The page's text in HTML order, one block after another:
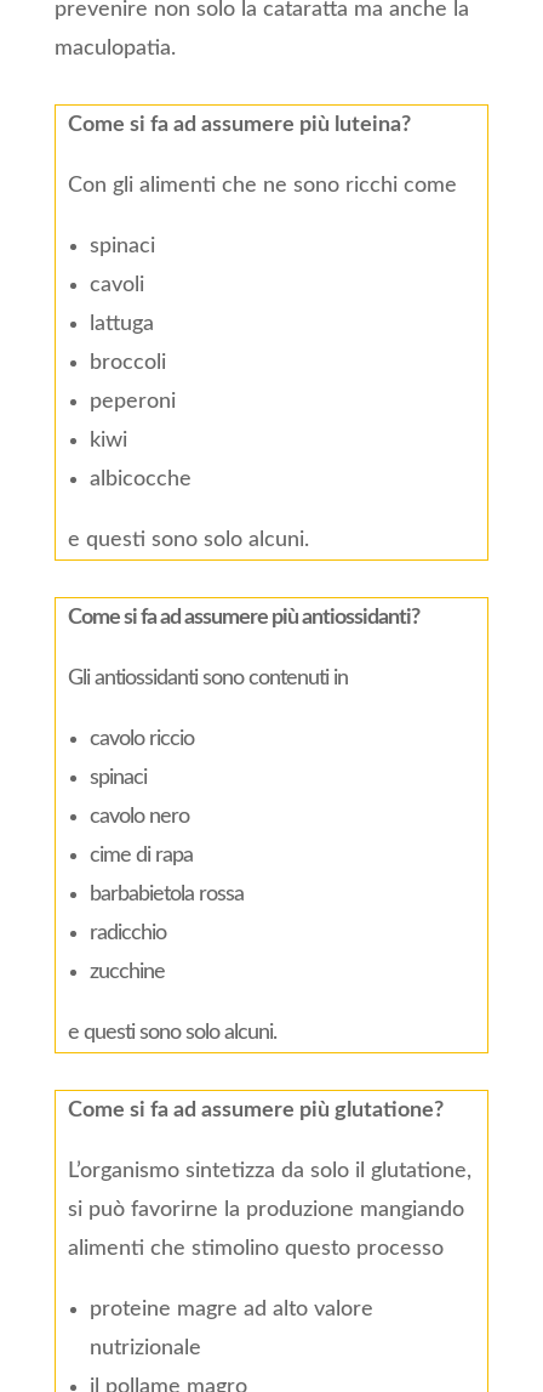
prevenire non solo la cataratta ma anche la
maculopatia.
Come si fa ad assumere più luteina?
Con gli alimenti che ne sono ricchi come
spinaci
cavoli
lattuga
broccoli
peperoni
kiwi
albicocche
e questi sono solo alcuni.
Come si fa ad assumere più antiossidanti?
Gli antiossidanti sono contenuti in
cavolo riccio
spinaci
cavolo nero
cime di rapa
barbabietola rossa
radicchio
zucchine
e questi sono solo alcuni.
Come si fa ad assumere più glutatione?
L’organismo sintetizza da solo il glutatione,
si può favorirne la produzione mangiando
alimenti che stimolino questo processo
proteine magre ad alto valore
nutrizionale